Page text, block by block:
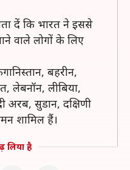
दें कि भारत ने इससे
वाले लोगों के लिए
बहरीन,
लेबनॉन, लीबिया,
सुडान, दक्षिणी
शामिल हैं।
लिया है